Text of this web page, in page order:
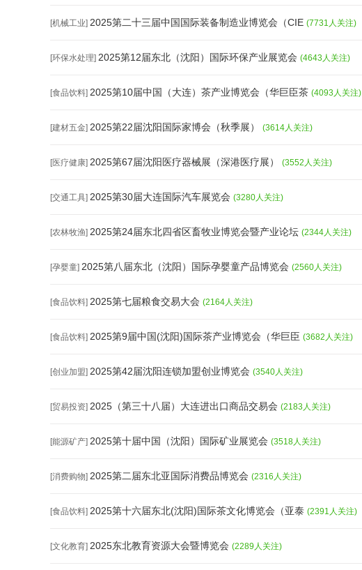
[机械工业] 2025第二十三届中国国际装备制造业博览会（CIE (7731人关注)
[环保水处理] 2025第12届东北（沈阳）国际环保产业展览会 (4643人关注)
[食品饮料] 2025第10届中国（大连）茶产业博览会（华巨臣茶 (4093人关注)
[建材五金] 2025第22届沈阳国际家博会（秋季展） (3614人关注)
[医疗健康] 2025第67届沈阳医疗器械展（深港医疗展） (3552人关注)
[交通工具] 2025第30届大连国际汽车展览会 (3280人关注)
[农林牧渔] 2025第24届东北四省区畜牧业博览会暨产业论坛 (2344人关注)
[孕婴童] 2025第八届东北（沈阳）国际孕婴童产品博览会 (2560人关注)
[食品饮料] 2025第七届粮食交易大会 (2164人关注)
[食品饮料] 2025第9届中国(沈阳)国际茶产业博览会（华巨臣 (3682人关注)
[创业加盟] 2025第42届沈阳连锁加盟创业博览会 (3540人关注)
[贸易投资] 2025（第三十八届）大连进出口商品交易会 (2183人关注)
[能源矿产] 2025第十届中国（沈阳）国际矿业展览会 (3518人关注)
[消费购物] 2025第二届东北亚国际消费品博览会 (2316人关注)
[食品饮料] 2025第十六届东北(沈阳)国际茶文化博览会（亚泰 (2391人关注)
[文化教育] 2025东北教育资源大会暨博览会 (2289人关注)